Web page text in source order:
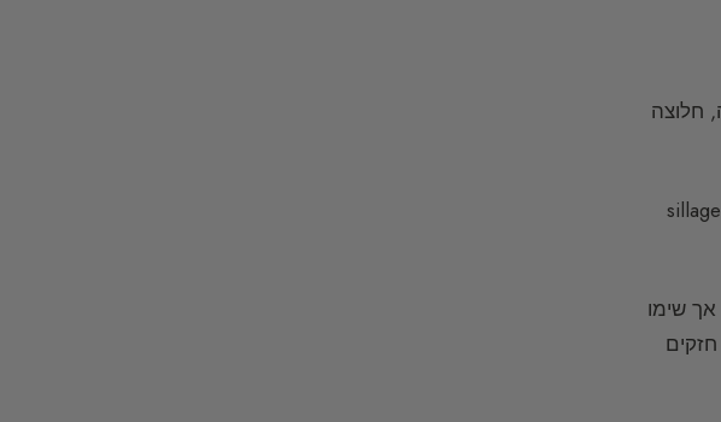
שמונעת ממגמה חדשה שמגיעה מהמזרח התיכון. לפני כ-30 שנה, חלוצה
) ו-sillage
למצוא תמציות ב-45% או 50%. אך שימו